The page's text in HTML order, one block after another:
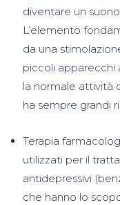
diventare un
L’elemento
da una
piccoli apparecchi
la normale attività
ha sempre grandi
Terapia
utilizzati per il
antidepressivi
che hanno lo